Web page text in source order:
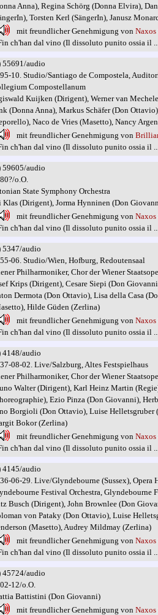
Anna), Regina Schörg (Donna Elvira),
Torsten Kerl (SängerIn), Janusz
mit freundlicher Genehmigung von Naxos
ch'han dal vino (Il dissoluto punito ossia il ...
55691/audio
10. Studio/Santiago de Compostela,
Compostellanum
Kuijken (Dirigent), Werner van
(Donna Anna), Markus Schäfer (Don
Naco de Vries (Masetto), Nancy
mit freundlicher Genehmigung von
ch'han dal vino (Il dissoluto punito ossia il ...
59605/audio
o.O.
State Symphony Orchestra
Klas (Dirigent), Jorma Hynninen (Don
mit freundlicher Genehmigung von Naxos
ch'han dal vino (Il dissoluto punito ossia il ...
5347/audio
06. Studio/Wien, Hofburg, Redoutensaal
Philharmoniker, Chor der Wiener
Krips (Dirigent), Cesare Siepi (Don
Dermota (Don Ottavio), Lisa della Casa
Hilde Güden (Zerlina)
mit freundlicher Genehmigung von Naxos
ch'han dal vino (Il dissoluto punito ossia il ...
4148/audio
08-02. Live/Salzburg, Altes Festspielhaus
Philharmoniker, Chor der Wiener
Walter (Dirigent), Karl Heinz Martin
Ezio Pinza (Don Giovanni),
Borgioli (Don Ottavio), Luise
Bokor (Zerlina)
mit freundlicher Genehmigung von Naxos
ch'han dal vino (Il dissoluto punito ossia il ...
4145/audio
06-29. Live/Glyndebourne (Sussex), Opera
Festival Orchestra, Glyndebourne
Busch (Dirigent), John Brownlee (Don
von Pataky (Don Ottavio), Luise
(Masetto), Audrey Mildmay (Zerlina)
mit freundlicher Genehmigung von Naxos
ch'han dal vino (Il dissoluto punito ossia il ...
45724/audio
12/o.O.
Battistini (Don Giovanni)
mit freundlicher Genehmigung von Naxos